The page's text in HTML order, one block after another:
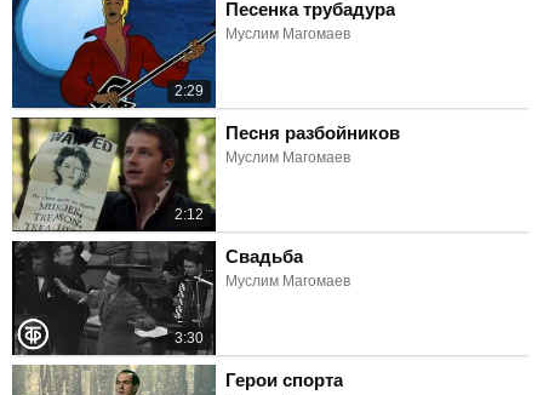
2:29
Песенка трубадура
Муслим Магомаев
2:12
Песня разбойников
Муслим Магомаев
3:30
Свадьба
Муслим Магомаев
Герои спорта